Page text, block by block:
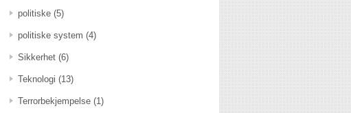
politiske (5)
politiske system (4)
Sikkerhet (6)
Teknologi (13)
Terrorbekjempelse (1)